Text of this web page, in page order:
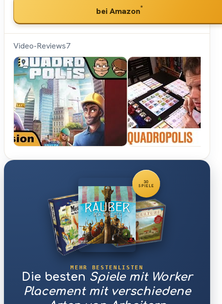
bei Amazon*
Video-Reviews7
Hunter &
Cron -
Brettspiele
30
SPIELE
MEHR BESTENLISTEN
Die besten Spiele mit Worker
Placement mit verschiedene